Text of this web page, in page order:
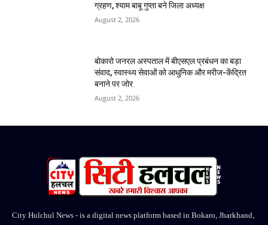
ग्रहण, श्याम बाबू गुप्ता बने जिला अध्यक्ष
August 2, 2026
बोकारो जनरल अस्पताल में बीएसएल प्रबंधन का बड़ा
संवाद, स्वास्थ्य सेवाओं को आधुनिक और मरीज-केंद्रित
बनाने पर जोर
August 2, 2026
City Hulchul News - is a digital news platform based in Bokaro, Jharkhand,